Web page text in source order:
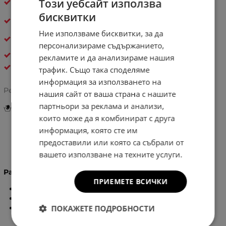
Инструкции за грижа и поддръжка
следвщият!
Бърза и удобнадоставка с опция за преглед
30 дни спокойствие– лесно връщане, ако не е
твоето
ДАМСКИ РАНИЦИ
Рейтинг:
Информация
Размери:
см.
Дъно -10 см
Този уебсайт използва
бисквитки
Ние използваме бисквитки, за да
персонализираме съдържанието,
рекламите и да анализираме нашия
трафик. Също така споделяме
информация за използването на
нашия сайт от ваша страна с нашите
партньори за реклама и анализи,
които може да я комбинират с друга
информация, която сте им
предоставили или която са събрали от
вашето използване на техните услуги.
ПРИЕМЕТЕ ВСИЧКИ
ПОКАЖЕТЕ ПОДРОБНОСТИ